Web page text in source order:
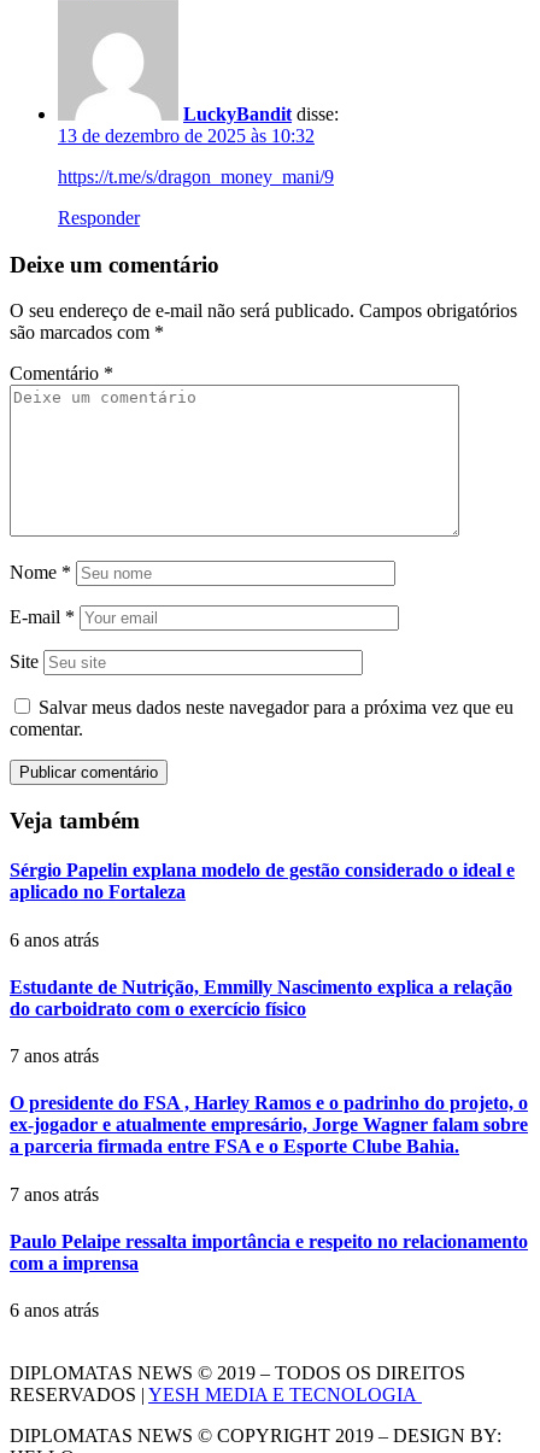
LuckyBandit disse:
13 de dezembro de 2025 às 10:32
https://t.me/s/dragon_money_mani/9
Responder
Deixe um comentário
O seu endereço de e-mail não será publicado. Campos obrigatórios
são marcados com *
Comentário *
Nome *
E-mail *
Site
Salvar meus dados neste navegador para a próxima vez que eu
comentar.
Veja também
Sérgio Papelin explana modelo de gestão considerado o ideal e
aplicado no Fortaleza
6 anos atrás
Estudante de Nutrição, Emmilly Nascimento explica a relação
do carboidrato com o exercício físico
7 anos atrás
O presidente do FSA , Harley Ramos e o padrinho do projeto, o
ex-jogador e atualmente empresário, Jorge Wagner falam sobre
a parceria firmada entre FSA e o Esporte Clube Bahia.
7 anos atrás
Paulo Pelaipe ressalta importância e respeito no relacionamento
com a imprensa
6 anos atrás
DIPLOMATAS NEWS © 2019 – TODOS OS DIREITOS
RESERVADOS | YESH MEDIA E TECNOLOGIA
DIPLOMATAS NEWS © COPYRIGHT 2019 – DESIGN BY: